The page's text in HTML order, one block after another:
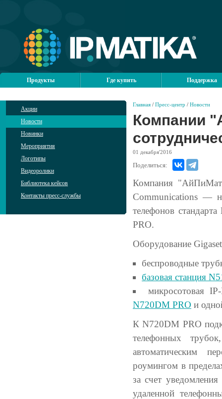
Продукты Где купить Поддержка
Акции
Новости
Новинки
Мероприятия
Логотипы
Видеоролики
Библиотека кейсов
Контакты пресс-службы
Главная / Пресс-центр / Новости
Компании
01 декабря'2016
Поделиться:
Компания
Communications —
телефонов
PRO.
Оборудование
беспроводные
базовая станция
микросотовая
N720DM PRO и
К N720DM PRO
телефонных
автоматическим
роумингом в
за счет
удаленной